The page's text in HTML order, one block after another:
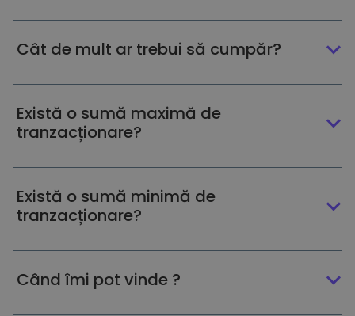
Cât de mult ar trebui să cumpăr?
Există o sumă maximă de
tranzacționare?
Există o sumă minimă de
tranzacționare?
Când îmi pot vinde ?